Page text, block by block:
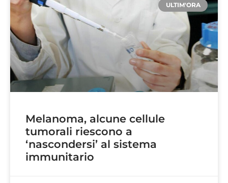
ULTIM'ORA
Melanoma, alcune cellule
tumorali riescono a
‘nascondersi’ al sistema
immunitario